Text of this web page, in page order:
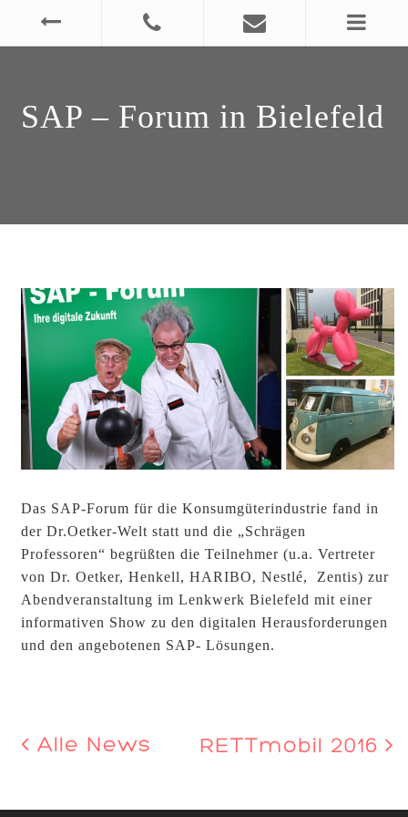
SAP – Forum in Bielefeld
Das SAP-Forum für die Konsumgüterindustrie fand in
der Dr.Oetker-Welt statt und die „Schrägen
Professoren“ begrüßten die Teilnehmer (u.a. Vertreter
von Dr. Oetker, Henkell, HARIBO, Nestlé, Zentis) zur
Abendveranstaltung im Lenkwerk Bielefeld mit einer
informativen Show zu den digitalen Herausforderungen
und den angebotenen SAP- Lösungen.
Alle News RETTmobil 2016